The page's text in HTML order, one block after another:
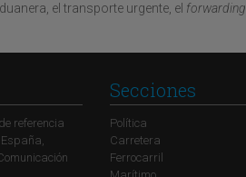
el transporte urgente, el forwarding
referencia
Secciones
Política
Carretera
Ferrocarril